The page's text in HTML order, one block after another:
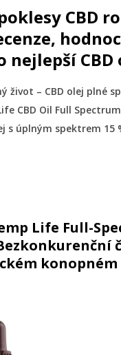
CBD
nejlepší CBD
život – CBD olej plné
CBD Oil Full
s úplným spektrem 15
Life Full-